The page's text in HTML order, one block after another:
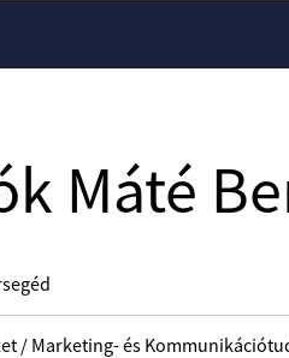
Máté
/ Marketing- és